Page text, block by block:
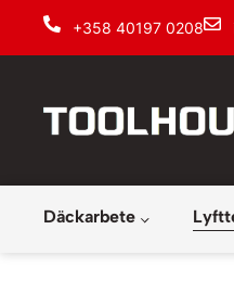
+358 40197 0208
Däckarbete